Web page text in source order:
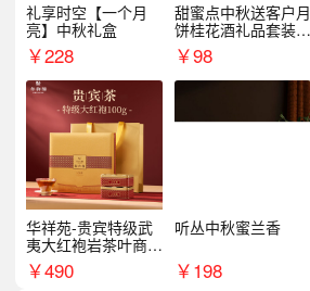
礼享时空【一个月
亮】中秋礼盒
￥228
甜蜜点中秋送客户月
饼桂花酒礼品套装D
AL1377
￥98
华祥苑-贵宾特级武
夷大红袍岩茶叶商务
礼盒中秋节送长辈1
00g
￥490
听丛中秋蜜兰香
￥198